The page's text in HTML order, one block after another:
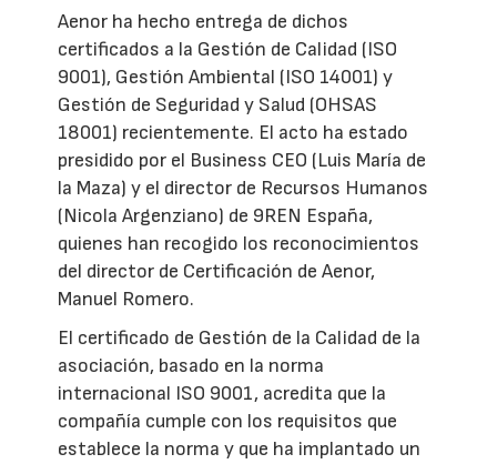
Aenor ha hecho entrega de dichos
certificados a la Gestión de Calidad (ISO
9001), Gestión Ambiental (ISO 14001) y
Gestión de Seguridad y Salud (OHSAS
18001) recientemente. El acto ha estado
presidido por el Business CEO (Luis María de
la Maza) y el director de Recursos Humanos
(Nicola Argenziano) de 9REN España,
quienes han recogido los reconocimientos
del director de Certificación de Aenor,
Manuel Romero.
El certificado de Gestión de la Calidad de la
asociación, basado en la norma
internacional ISO 9001, acredita que la
compañía cumple con los requisitos que
establece la norma y que ha implantado un